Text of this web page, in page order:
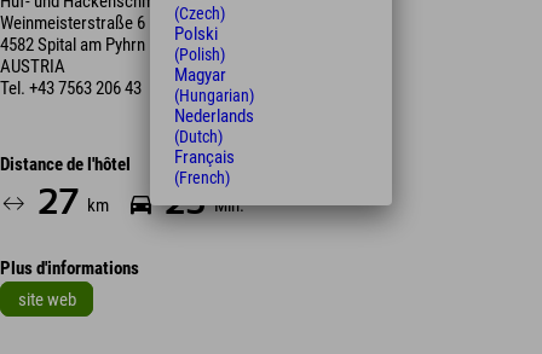
Weinmeisterstraße 6
4582 Spital am Pyhrn
AUSTRIA
Tel. +43 7563 206 43
Distance de l'hôtel
27 km 25 Min.
Plus d'informations
site web
(Czech)
Polski
(Polish)
Magyar
(Hungarian)
Nederlands
(Dutch)
Français
(French)